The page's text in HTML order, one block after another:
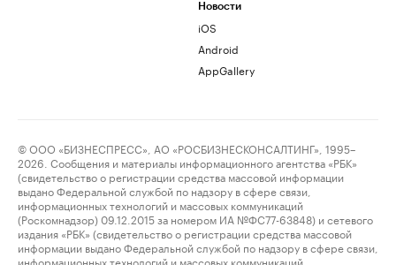
Новости
iOS
Android
AppGallery
© ООО «БИЗНЕСПРЕСС», АО «РОСБИЗНЕСКОНСАЛТИНГ», 1995–
2026. Сообщения и материалы информационного агентства «РБК»
(свидетельство о регистрации средства массовой информации
выдано Федеральной службой по надзору в сфере связи,
информационных технологий и массовых коммуникаций
(Роскомнадзор) 09.12.2015 за номером ИА №ФС77-63848) и сетевого
издания «РБК» (свидетельство о регистрации средства массовой
информации выдано Федеральной службой по надзору в сфере связи,
информационных технологий и массовых коммуникаций